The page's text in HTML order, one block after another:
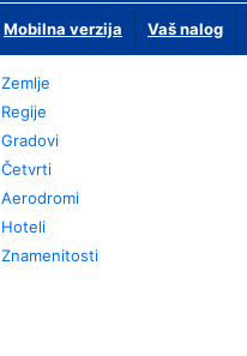
Mobilna verzija Vaš nalog
Zemlje
Regije
Gradovi
Četvrti
Aerodromi
Hoteli
Znamenitosti